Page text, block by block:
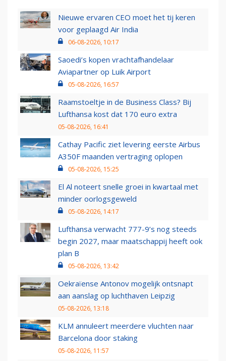
Nieuwe ervaren CEO moet het tij keren
voor geplaagd Air India
06-08-2026, 10:17
Saoedi’s kopen vrachtafhandelaar
Aviapartner op Luik Airport
05-08-2026, 16:57
Raamstoeltje in de Business Class? Bij
Lufthansa kost dat 170 euro extra
05-08-2026, 16:41
Cathay Pacific ziet levering eerste Airbus
A350F maanden vertraging oplopen
05-08-2026, 15:25
El Al noteert snelle groei in kwartaal met
minder oorlogsgeweld
05-08-2026, 14:17
Lufthansa verwacht 777-9’s nog steeds
begin 2027, maar maatschappij heeft ook
plan B
05-08-2026, 13:42
Oekraïense Antonov mogelijk ontsnapt
aan aanslag op luchthaven Leipzig
05-08-2026, 13:18
KLM annuleert meerdere vluchten naar
Barcelona door staking
05-08-2026, 11:57